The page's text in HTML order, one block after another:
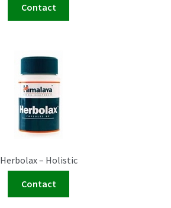
Contact
Herbolax – Holistic
Contact